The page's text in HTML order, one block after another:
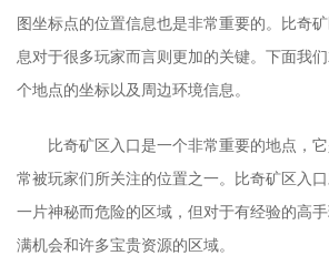
图坐标点的位置信息也是非常重要的。比奇
息对于很多玩家而言则更加的关键。下面我
个地点的坐标以及周边环境信息。
比奇矿区入口是一个非常重要的地点，
常被玩家们所关注的位置之一。比奇矿区入
一片神秘而危险的区域，但对于有经验的高
满机会和许多宝贵资源的区域。